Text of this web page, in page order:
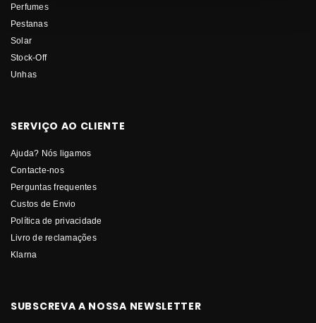
Perfumes
Pestanas
Solar
Stock-Off
Unhas
SERVIÇO AO CLIENTE
Ajuda? Nós ligamos
Contacte-nos
Perguntas frequentes
Custos de Envio
Política de privacidade
Livro de reclamações
Klarna
SUBSCREVA A NOSSA NEWSLETTER